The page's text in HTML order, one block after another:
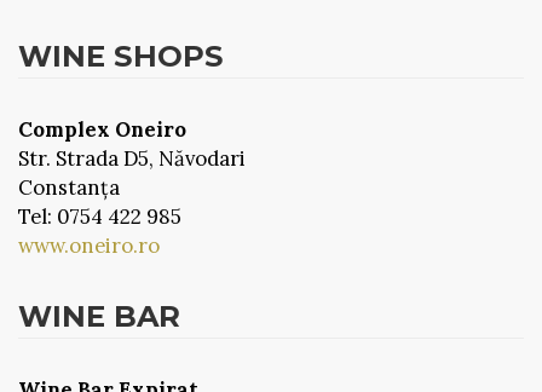
WINE SHOPS
Complex Oneiro
Str. Strada D5, Năvodari
Constanța
Tel: 0754 422 985
www.oneiro.ro
WINE BAR